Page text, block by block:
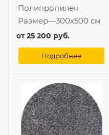
Полипропилен
Размер—300x500 см
от25 200 руб.
Подробнее